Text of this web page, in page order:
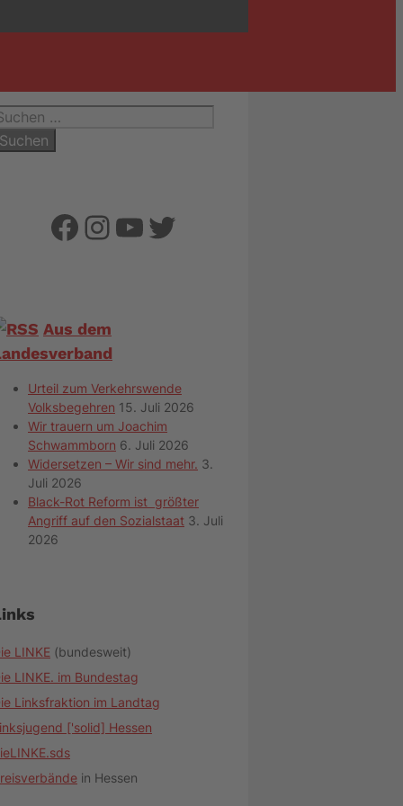
Facebook
Instagram
YouTube
Twitter
Aus dem
Urteil zum Verkehrswende
Volksbegehren 15. Juli 2026
Wir trauern um Joachim
Schwammborn 6. Juli 2026
Widersetzen – Wir sind mehr. 3.
Juli 2026
Black-Rot Reform ist größter
Angriff auf den Sozialstaat 3. Juli
2026
LINKE (bundesweit)
LINKE. im Bundestag
Linksfraktion im Landtag
['solid] Hessen
in Hessen